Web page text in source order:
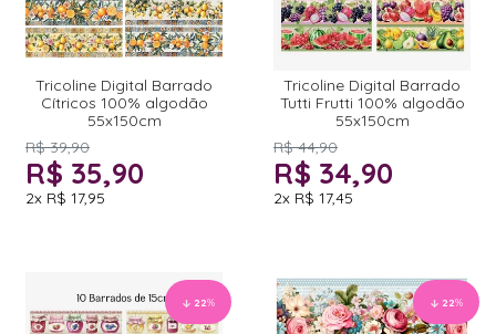
Tricoline Digital Barrado
Cítricos 100% algodão
55x150cm
R$ 39,90
R$ 35,90
2x R$ 17,95
Tricoline Digital Barrado
Tutti Frutti 100% algodão
55x150cm
R$ 44,90
R$ 34,90
2x R$ 17,45
22% 22%